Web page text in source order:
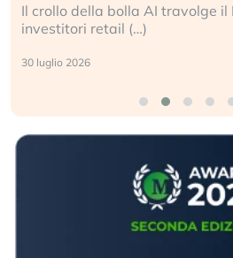
Il crollo della bolla AI travolge il
investitori retail (…)
30 luglio 2026